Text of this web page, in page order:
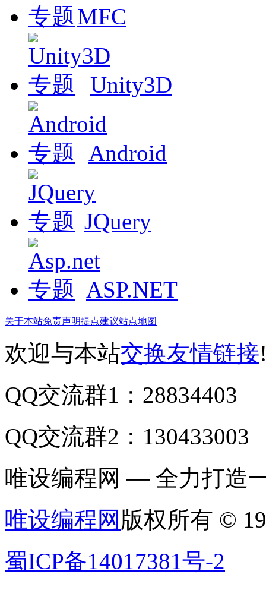
MFC
Unity3D
Android
JQuery
ASP.NET
关于本站免责声明提点建议站点地图
欢迎与本站交换友情链接
QQ交流群1：28834403
QQ交流群2：130433003
唯设编程网 — 全力打造
唯设编程网 版权所有 ©
蜀ICP备14017381号-2